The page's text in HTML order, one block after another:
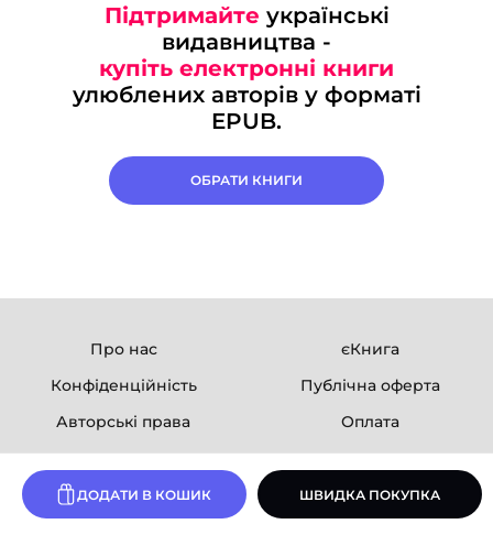
ДОДАТИ В КОШИК ШВИДКА ПОКУПКА
Підтримайте українські
видавництва -
купіть електронні книги
улюблених авторів у форматі
EPUB.
ОБРАТИ КНИГИ
Про нас
єКнига
Конфіденційність
Публічна оферта
Авторські права
Оплата